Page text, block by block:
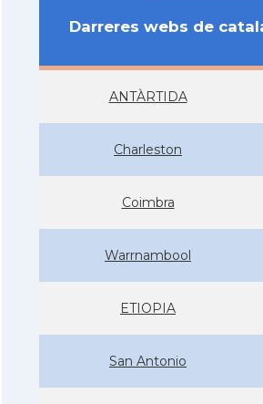
Darreres webs de
ANTÀRTIDA
Charleston
Coimbra
Warrnambool
ETIOPIA
San Antonio